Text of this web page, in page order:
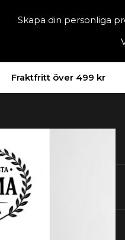
Skapa din personliga
Fraktfritt över 499 kr